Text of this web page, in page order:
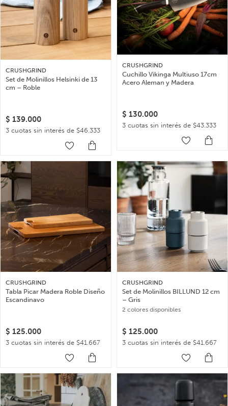
CRUSHGRIND
Set de Molinillos Helsinki de 13
cm – Roble
$ 139.000
3 cuotas sin interés de $46.333
CRUSHGRIND
Cuchillo Vikinga Multiuso 17cm
Acero Aleman y Madera
$ 130.000
3 cuotas sin interés de $43.333
CRUSHGRIND
Tabla Picar Madera Roble Diseño
Escandinavo
$ 125.000
3 cuotas sin interés de $41.667
CRUSHGRIND
Set de Molinillos BILLUND 12 cm
– Gris
2 colores disponibles
$ 125.000
3 cuotas sin interés de $41.667